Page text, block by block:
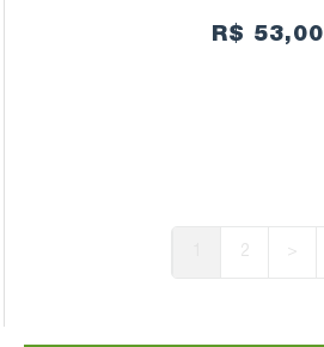
R$ 53,00
2 >